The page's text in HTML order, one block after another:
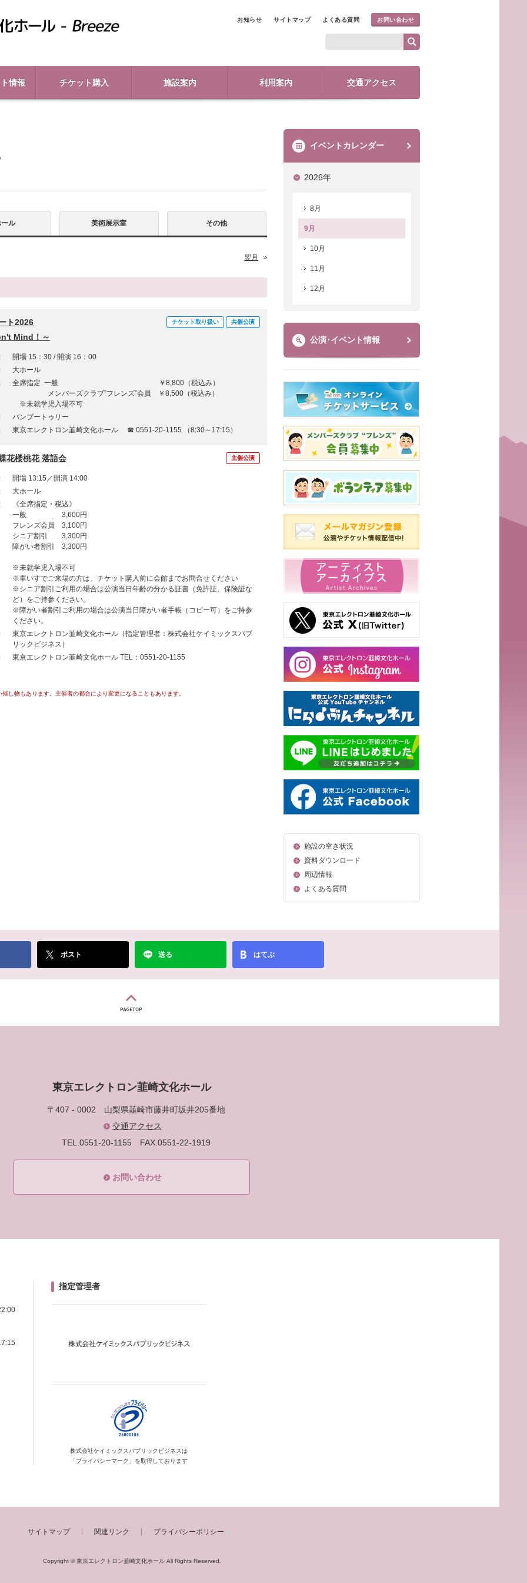
お知らせ サイトマップ よくある質問 お問い合わせ
情報 チケット購入 施設案内 利用案内 交通アクセス
ル 美術展示室 その他
翌月
ト2026
Mind！～
チケット取り扱い 共催公演
開場 15：30 / 開演 16：00
大ホール
全席指定 一般 ￥8,800（税込み）
メンバーズクラブ”フレンズ”会員 ￥8,500（税込み）
※未就学児入場不可
バンブートゥリー
東京エレクトロン韮崎文化ホール ☎ 0551-20-1155 （8:30～17:15）
花楼桃花 落語会 主催公演
開場 13:15／開演 14:00
大ホール
《全席指定・税込》
一般 3,600円
フレンズ会員 3,100円
シニア割引 3,300円
障がい者割引 3,300円
※未就学児入場不可
※車いすでご来場の方は、チケット購入前に会館までお問合せください
※シニア割引ご利用の場合は公演当日年齢の分かる証書（免許証、保険証な
ど）をご持参ください。
※障がい者割引ご利用の場合は公演当日障がい者手帳（コピー可）をご持参
ください。
東京エレクトロン韮崎文化ホール（指定管理者：株式会社ケイミックスパブ
リックビジネス）
東京エレクトロン韮崎文化ホール TEL：0551-20-1155
し物もあります。主催者の都合により変更になることもあります。
イベントカレンダー
2026年
8月
9月
10月
11月
12月
公演･イベント情報
施設の空き状況
資料ダウンロード
周辺情報
よくある質問
ポスト 送る はてぶ
東京エレクトロン韮崎文化ホール
〒407 - 0002 山梨県韮崎市藤井町坂井205番地
交通アクセス
TEL.0551-20-1155 FAX.0551-22-1919
お問い合わせ
指定管理者
株式会社ケイミックス パブリックビジネスは
「プライバシーマーク」を取得しております
サイトマップ 関連リンク プライバシーポリシー
Copyright © 東京エレクトロン韮崎文化ホールAll Rights Reserved.